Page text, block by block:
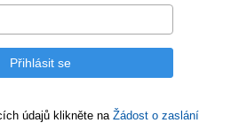
údajů klikněte na Žádost o zaslání